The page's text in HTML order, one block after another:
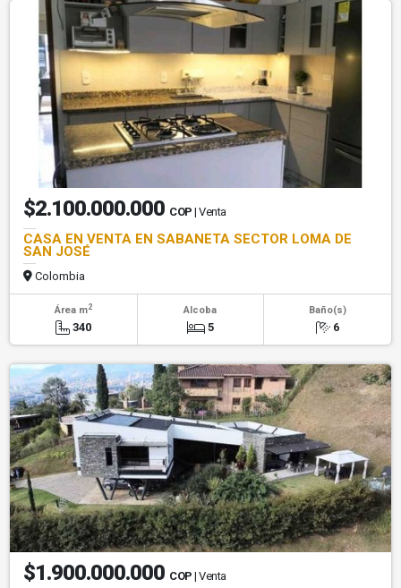
$2.100.000.000 COP | Venta
CASA EN VENTA EN SABANETA SECTOR LOMA DE
SAN JOSÉ
Colombia
Área m2
340
Alcoba
5
Baño(s)
6
$1.900.000.000 COP | Venta